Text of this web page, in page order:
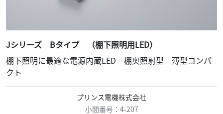
Jシリーズ Bタイプ （棚下照明用LED）
棚下照明に最適な電源内蔵LED 棚奥照射型 薄型コンパ
クト
プリンス電機株式会社
小間番号：4-207